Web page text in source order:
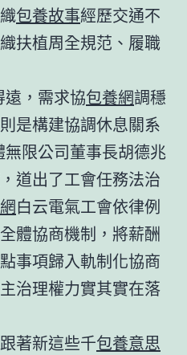
包養故事經歷交通不
扶植周全規范、履職
遠，需求協包養網調穩
是構建協調休息關系
限公司董事長胡德兆
道出了工會任務法治
白云電氣工會依律例
體協商機制，將薪酬
事項歸入軌制化協商
治理權力實其實在落
著新這些千包養意思